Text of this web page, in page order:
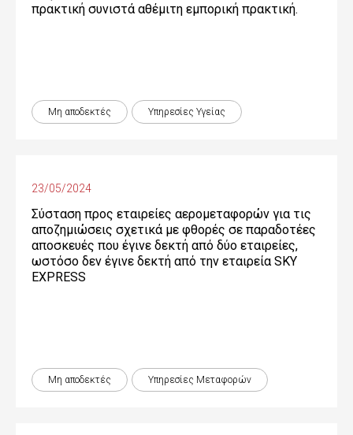
πρακτική συνιστά αθέμιτη εμπορική πρακτική.
Μη αποδεκτές Υπηρεσίες Υγείας
23/05/2024
Σύσταση προς εταιρείες αερομεταφορών για τις
αποζημιώσεις σχετικά με φθορές σε παραδοτέες
αποσκευές που έγινε δεκτή από δύο εταιρείες,
ωστόσο δεν έγινε δεκτή από την εταιρεία SKY
EXPRESS
Μη αποδεκτές Υπηρεσίες Μεταφορών